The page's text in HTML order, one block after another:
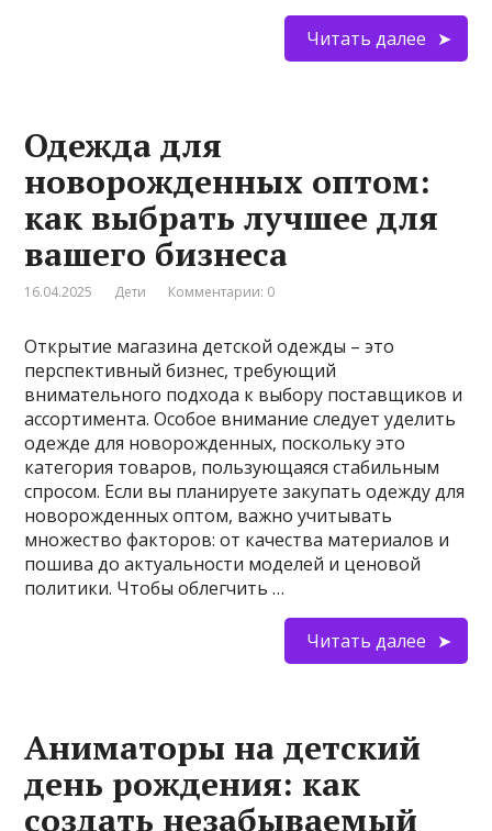
Читать далее
Одежда для
новорожденных оптом:
как выбрать лучшее для
вашего бизнеса
16.04.2025 Дети Комментарии: 0
Открытие магазина детской одежды – это
перспективный бизнес, требующий
внимательного подхода к выбору поставщиков и
ассортимента. Особое внимание следует уделить
одежде для новорожденных, поскольку это
категория товаров, пользующаяся стабильным
спросом. Если вы планируете закупать одежду для
новорожденных оптом, важно учитывать
множество факторов: от качества материалов и
пошива до актуальности моделей и ценовой
политики. Чтобы облегчить …
Читать далее
Аниматоры на детский
день рождения: как
создать незабываемый